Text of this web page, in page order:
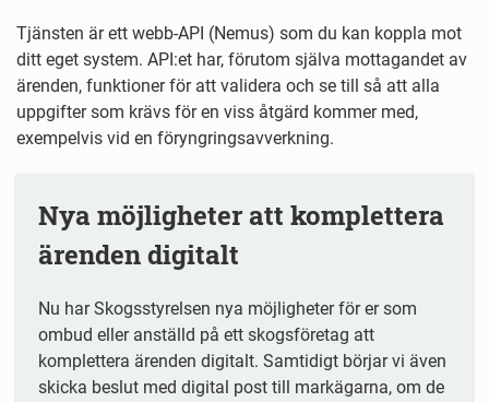
Tjänsten är ett webb-API (Nemus) som du kan koppla mot
ditt eget system. API:et har, förutom själva mottagandet av
ärenden, funktioner för att validera och se till så att alla
uppgifter som krävs för en viss åtgärd kommer med,
exempelvis vid en föryngringsavverkning.
Nya möjligheter att komplettera
ärenden digitalt
Nu har Skogsstyrelsen nya möjligheter för er som
ombud eller anställd på ett skogsföretag att
komplettera ärenden digitalt. Samtidigt börjar vi även
skicka beslut med digital post till markägarna, om de